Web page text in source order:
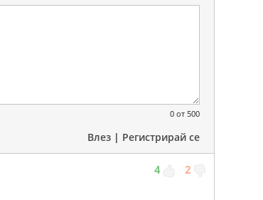
0 от 500
Влез | Регистрирай се
4 2